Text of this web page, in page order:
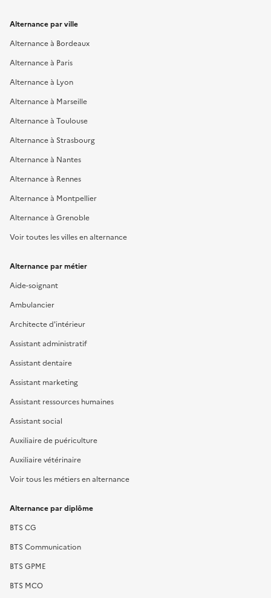
Alternance par ville
Alternance à Bordeaux
Alternance à Paris
Alternance à Lyon
Alternance à Marseille
Alternance à Toulouse
Alternance à Strasbourg
Alternance à Nantes
Alternance à Rennes
Alternance à Montpellier
Alternance à Grenoble
Voir toutes les villes en alternance
Alternance par métier
Aide-soignant
Ambulancier
Architecte d'intérieur
Assistant administratif
Assistant dentaire
Assistant marketing
Assistant ressources humaines
Assistant social
Auxiliaire de puériculture
Auxiliaire vétérinaire
Voir tous les métiers en alternance
Alternance par diplôme
BTS CG
BTS Communication
BTS GPME
BTS MCO